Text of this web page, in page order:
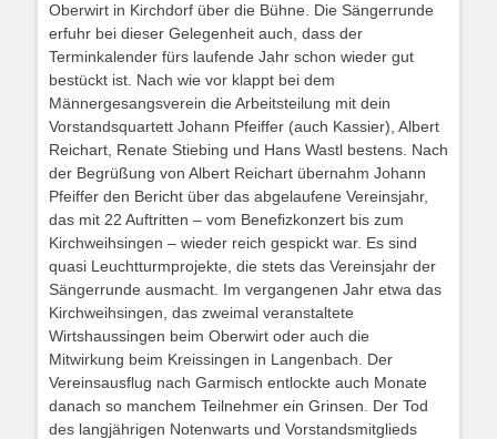
Oberwirt in Kirchdorf über die Bühne. Die Sängerrunde
erfuhr bei dieser Gelegenheit auch, dass der
Terminkalender fürs laufende Jahr schon wieder gut
bestückt ist. Nach wie vor klappt bei dem
Männergesangsverein die Arbeitsteilung mit dein
Vorstandsquartett Johann Pfeiffer (auch Kassier), Albert
Reichart, Renate Stiebing und Hans Wastl bestens. Nach
der Begrüßung von Albert Reichart übernahm Johann
Pfeiffer den Bericht über das abgelaufene Vereinsjahr,
das mit 22 Auftritten – vom Benefizkonzert bis zum
Kirchweihsingen – wieder reich gespickt war. Es sind
quasi Leuchtturmprojekte, die stets das Vereinsjahr der
Sängerrunde ausmacht. Im vergangenen Jahr etwa das
Kirchweihsingen, das zweimal veranstaltete
Wirtshaussingen beim Oberwirt oder auch die
Mitwirkung beim Kreissingen in Langenbach. Der
Vereinsausflug nach Garmisch entlockte auch Monate
danach so manchem Teilnehmer ein Grinsen. Der Tod
des langjährigen Notenwarts und Vorstandsmitglieds